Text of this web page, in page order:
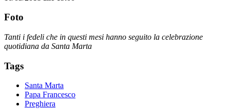
Foto
Tanti i fedeli che in questi mesi hanno seguito la celebrazione
quotidiana da Santa Marta
Tags
Santa Marta
Papa Francesco
Preghiera